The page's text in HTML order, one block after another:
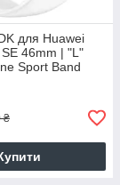
для Huawei
46mm | "L"
Sport Band
(023334) (white)
₴